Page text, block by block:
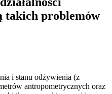
takich problemów
i stanu odżywienia (z
antropometrycznych oraz